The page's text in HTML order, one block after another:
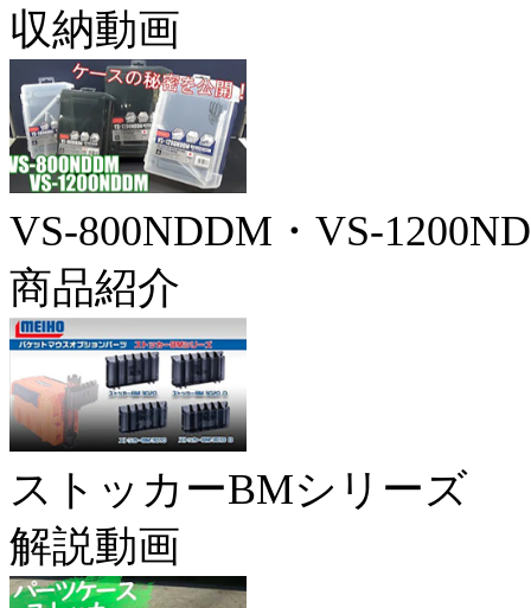
収納動画
VS-800NDDM・VS-
商品紹介
ストッカーBMシリーズ
解説動画